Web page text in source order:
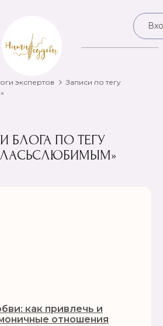
экспертов
Записи по тегу
БЛОГА ПО ТЕГУ
как привлечь и
отношения